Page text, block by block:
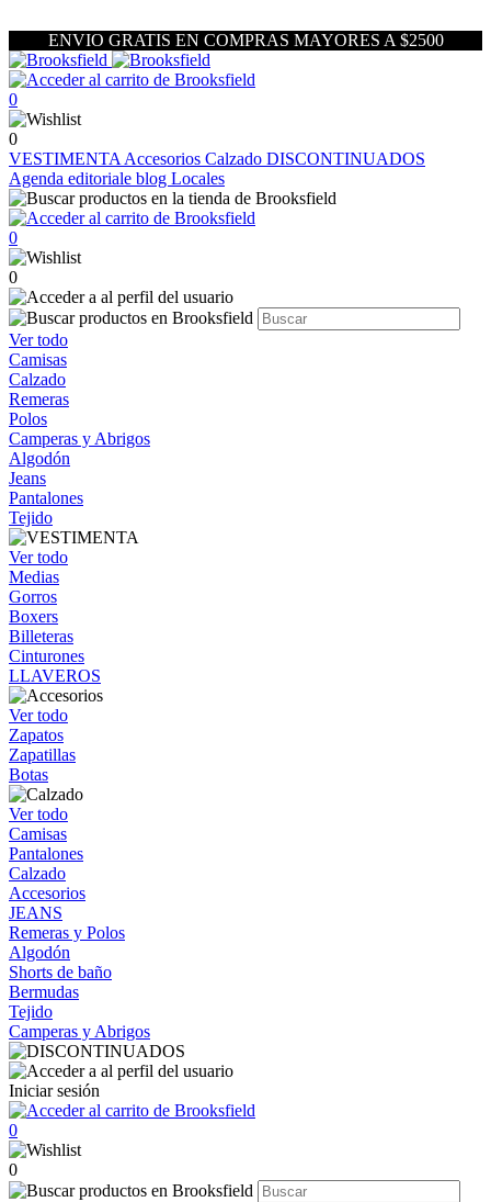
ENVIO GRATIS EN COMPRAS MAYORES A $2500
0
0
VESTIMENTA Accesorios Calzado DISCONTINUADOS
Agenda editoriale blog Locales
0
0
Ver todo
Camisas
Calzado
Remeras
Polos
Camperas y Abrigos
Algodón
Jeans
Pantalones
Tejido
Ver todo
Medias
Gorros
Boxers
Billeteras
Cinturones
LLAVEROS
Ver todo
Zapatos
Zapatillas
Botas
Ver todo
Camisas
Pantalones
Calzado
Accesorios
JEANS
Remeras y Polos
Algodón
Shorts de baño
Bermudas
Tejido
Camperas y Abrigos
Iniciar sesión
0
0